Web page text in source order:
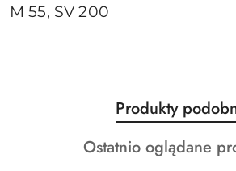
M 55, SV 200
Pomiń karuzelę produktów
Produkty
o
statusie:
Produkty
Produkty
Ostatnio oglądane